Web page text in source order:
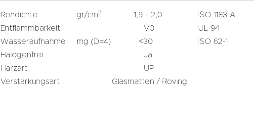
Rohdichte gr/cm3 1,9 - 2,0
ISO 1183 A
Entflammbarkeit
V0
UL 94
Wasseraufnahme
mg (D=4) <30
ISO 62-1
Halogenfrei
Ja
Harzart
UP
Verstärkungsart
Glasmatten / Roving